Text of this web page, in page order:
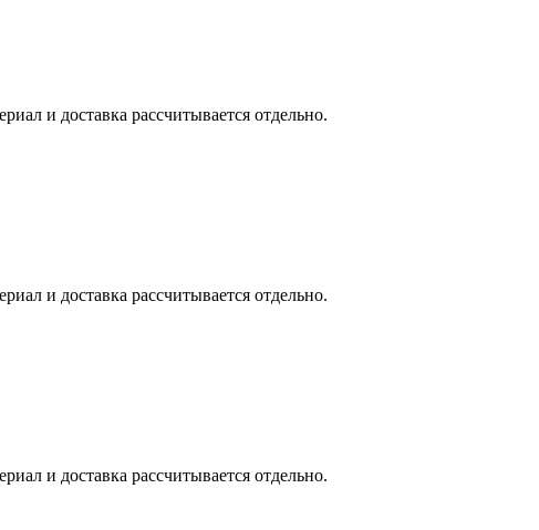
и доставка рассчитывается отдельно.
и доставка рассчитывается отдельно.
и доставка рассчитывается отдельно.